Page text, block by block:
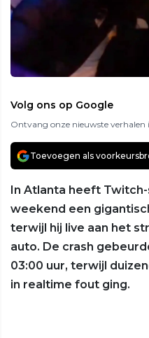
Volg ons op Google
Ontvang onze nieuwste verhalen
Toevoegen als
In Atlanta heeft
weekend een
terwijl hij live aan het
auto. De crash
03:00 uur, terwijl
in realtime fout ging.